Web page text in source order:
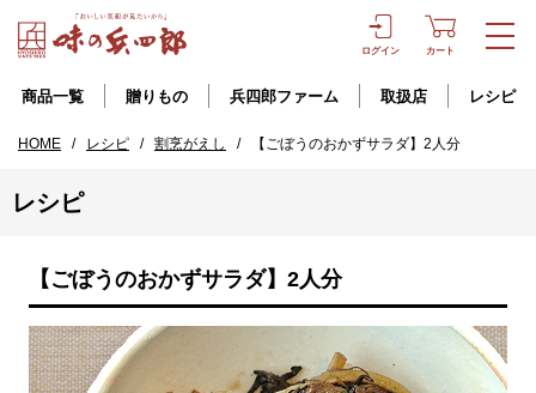
ログイン カート
商品一覧 贈りもの 兵四郎ファーム 取扱店 レシピ
HOME / レシピ / 割烹がえし / 【ごぼうのおかずサラダ】2人分
レシピ
【ごぼうのおかずサラダ】2人分